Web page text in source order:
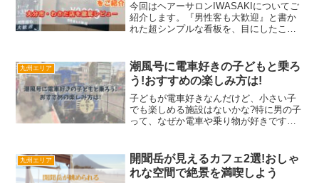
今回はヘアーサロンIWASAKIについてご
紹介します。『男性客も大歓迎』と書か
れた超シンプルな看板を、目にしたこと
のが難しい子育て中の方 髪形や髪色に強
いこだわりはな...
九州エリア
潮風号に電車好きの子どもと乗ろ
う!おすすめの楽しみ方は!
子どもが電車好きなんだけど、小さい子
でも楽しめる施設はないかな?特に男の子
って、なぜか電車や乗り物が好きですよ
鳴るのを見たり、電車に乗るのも大好き!
先日門司港に息子を...
九州エリア
開聞岳が見えるカフェ2選!おしゃ
れな空間で絶景を満喫しよう